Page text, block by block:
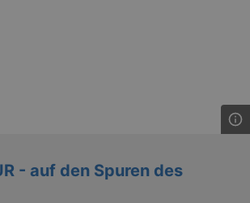
- auf den Spuren des